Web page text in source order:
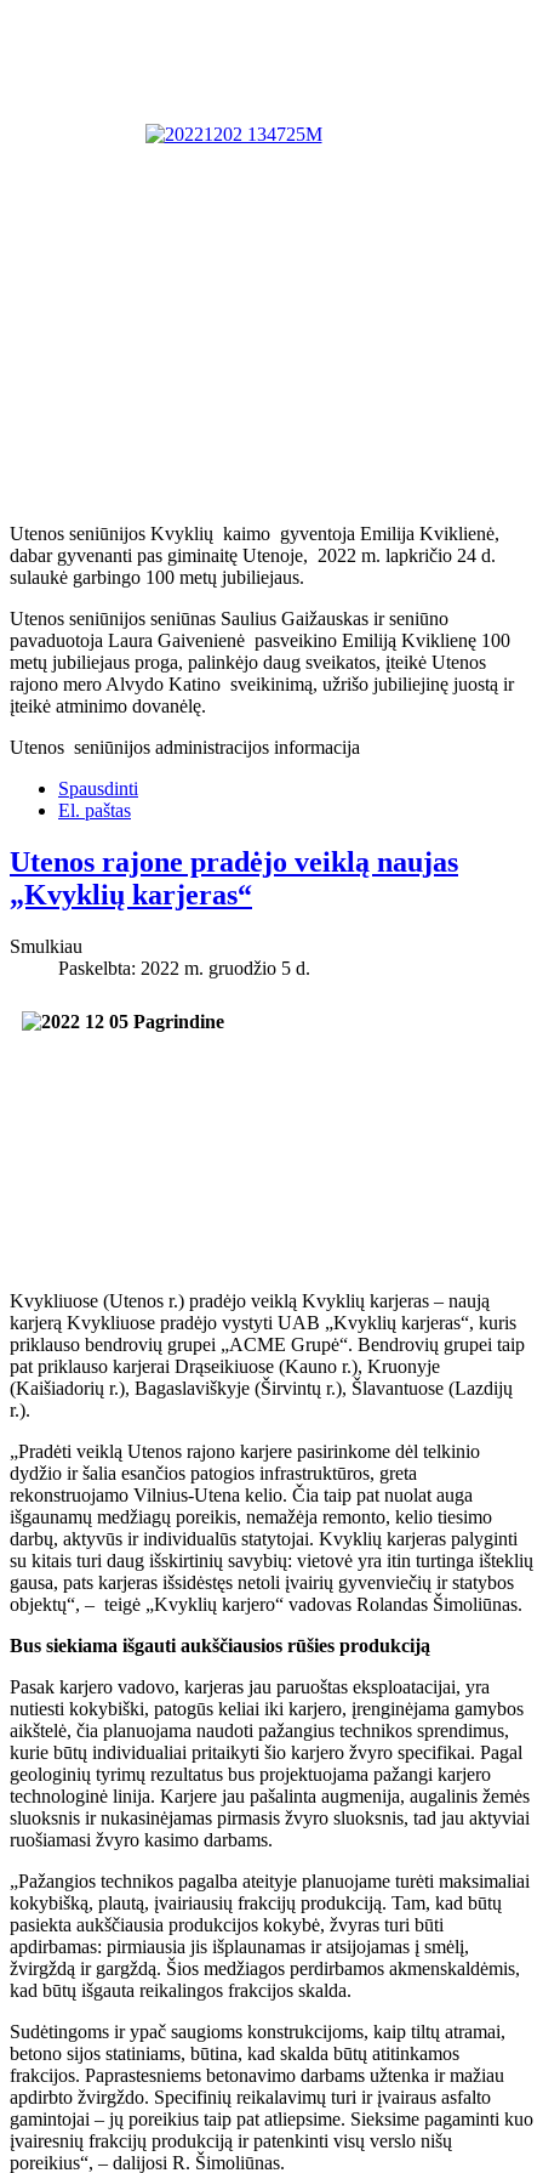
Utenos seniūnijos Kvyklių kaimo gyventoja Emilija Kviklienė,
dabar gyvenanti pas giminaitę Utenoje, 2022 m. lapkričio 24 d.
sulaukė garbingo 100 metų jubiliejaus.
Utenos seniūnijos seniūnas Saulius Gaižauskas ir seniūno
pavaduotoja Laura Gaivenienė pasveikino Emiliją Kviklienę 100
metų jubiliejaus proga, palinkėjo daug sveikatos, įteikė Utenos
rajono mero Alvydo Katino sveikinimą, užrišo jubiliejinę juostą ir
įteikė atminimo dovanėlę.
Utenos seniūnijos administracijos informacija
Spausdinti
El. paštas
Utenos rajone pradėjo veiklą naujas
„Kvyklių karjeras“
Smulkiau
Paskelbta: 2022 m. gruodžio 5 d.
Kvykliuose (Utenos r.) pradėjo veiklą Kvyklių karjeras – naują
karjerą Kvykliuose pradėjo vystyti UAB „Kvyklių karjeras“, kuris
priklauso bendrovių grupei „ACME Grupė“. Bendrovių grupei taip
pat priklauso karjerai Drąseikiuose (Kauno r.), Kruonyje
(Kaišiadorių r.), Bagaslaviškyje (Širvintų r.), Šlavantuose (Lazdijų
r.).
„Pradėti veiklą Utenos rajono karjere pasirinkome dėl telkinio
dydžio ir šalia esančios patogios infrastruktūros, greta
rekonstruojamo Vilnius-Utena kelio. Čia taip pat nuolat auga
išgaunamų medžiagų poreikis, nemažėja remonto, kelio tiesimo
darbų, aktyvūs ir individualūs statytojai. Kvyklių karjeras palyginti
su kitais turi daug išskirtinių savybių: vietovė yra itin turtinga išteklių
gausa, pats karjeras išsidėstęs netoli įvairių gyvenviečių ir statybos
objektų“, – teigė „Kvyklių karjero“ vadovas Rolandas Šimoliūnas.
Bus siekiama išgauti aukščiausios rūšies produkciją
Pasak karjero vadovo, karjeras jau paruoštas eksploatacijai, yra
nutiesti kokybiški, patogūs keliai iki karjero, įrenginėjama gamybos
aikštelė, čia planuojama naudoti pažangius technikos sprendimus,
kurie būtų individualiai pritaikyti šio karjero žvyro specifikai. Pagal
geologinių tyrimų rezultatus bus projektuojama pažangi karjero
technologinė linija. Karjere jau pašalinta augmenija, augalinis žemės
sluoksnis ir nukasinėjamas pirmasis žvyro sluoksnis, tad jau aktyviai
ruošiamasi žvyro kasimo darbams.
„Pažangios technikos pagalba ateityje planuojame turėti maksimaliai
kokybišką, plautą, įvairiausių frakcijų produkciją. Tam, kad būtų
pasiekta aukščiausia produkcijos kokybė, žvyras turi būti
apdirbamas: pirmiausia jis išplaunamas ir atsijojamas į smėlį,
žvirgždą ir gargždą. Šios medžiagos perdirbamos akmenskaldėmis,
kad būtų išgauta reikalingos frakcijos skalda.
Sudėtingoms ir ypač saugioms konstrukcijoms, kaip tiltų atramai,
betono sijos statiniams, būtina, kad skalda būtų atitinkamos
frakcijos. Paprastesniems betonavimo darbams užtenka ir mažiau
apdirbto žvirgždo. Specifinių reikalavimų turi ir įvairaus asfalto
gamintojai – jų poreikius taip pat atliepsime. Sieksime pagaminti kuo
įvairesnių frakcijų produkciją ir patenkinti visų verslo nišų
poreikius“, – dalijosi R. Šimoliūnas.